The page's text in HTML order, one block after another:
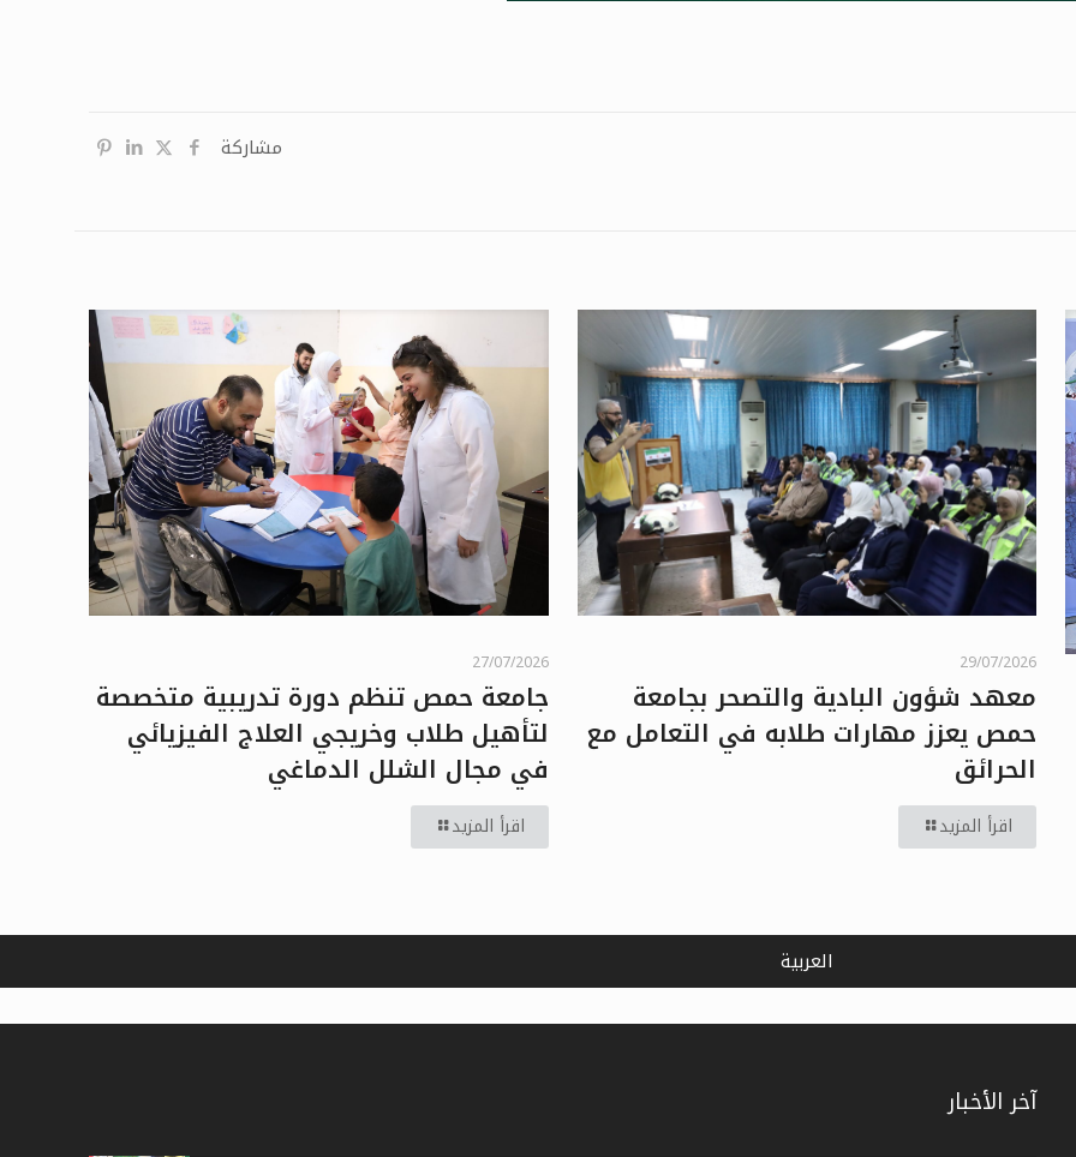
مشاركة
29/07/2026
معهد شؤون البادية والتصحر بجامعة
حمص يعزز مهارات طلابه في التعامل مع
الحرائق
اقرأ المزيد
27/07/2026
جامعة حمص تنظم دورة تدريبية متخصصة
لتأهيل طلاب وخريجي العلاج الفيزيائي
في مجال الشلل الدماغي
اقرأ المزيد
آخر الأخبار
العربية